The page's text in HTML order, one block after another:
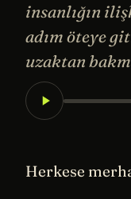
insanlığın
adım öteye
uzaktan
Herkese